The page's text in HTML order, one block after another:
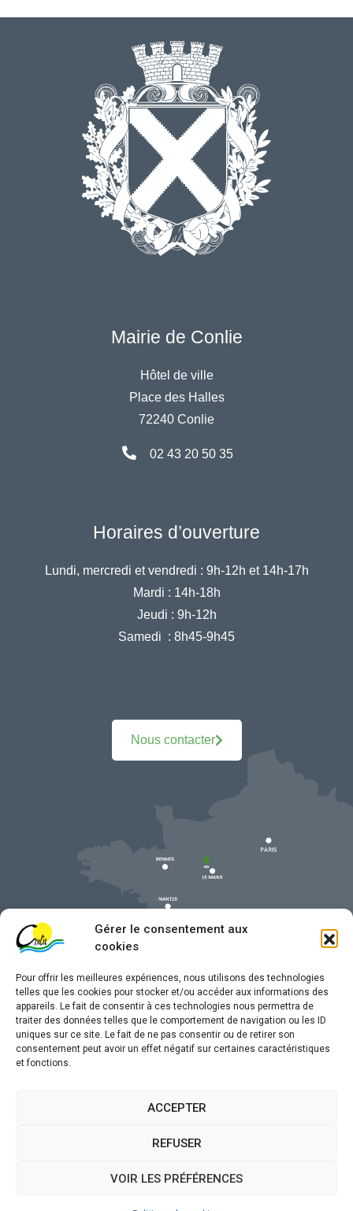
Gérer le consentement aux
cookies
Pour offrir les meilleures expériences, nous utilisons des technologies
telles que les cookies pour stocker et/ou accéder aux informations des
appareils. Le fait de consentir à ces technologies nous permettra de
traiter des données telles que le comportement de navigation ou les ID
uniques sur ce site. Le fait de ne pas consentir ou de retirer son
consentement peut avoir un effet négatif sur certaines caractéristiques
et fonctions.
ACCEPTER
REFUSER
VOIR LES PRÉFÉRENCES
Mairie de Conlie
Hôtel de ville
Place des Halles
72240 Conlie
02 43 20 50 35
Horaires d’ouverture
Lundi, mercredi et vendredi : 9h-12h et 14h-17h
Mardi : 14h-18h
Jeudi : 9h-12h
Samedi : 8h45-9h45
Nous contacter
Mentions légales
Traitement de données personnelles
(sites internet de collectivités &